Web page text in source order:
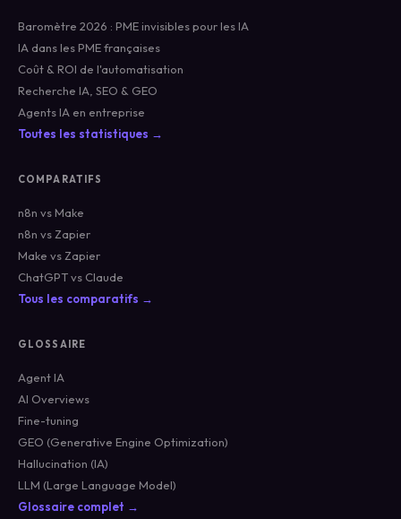
Baromètre 2026 : PME invisibles pour les IA
IA dans les PME françaises
Coût & ROI de l'automatisation
Recherche IA, SEO & GEO
Agents IA en entreprise
Toutes les statistiques →
COMPARATIFS
n8n vs Make
n8n vs Zapier
Make vs Zapier
ChatGPT vs Claude
Tous les comparatifs →
GLOSSAIRE
Agent IA
AI Overviews
Fine-tuning
GEO (Generative Engine Optimization)
Hallucination (IA)
LLM (Large Language Model)
Glossaire complet →